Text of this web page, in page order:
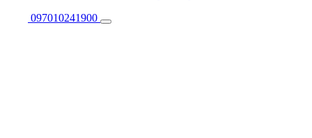
097010241900